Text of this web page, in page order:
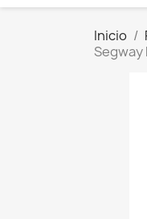
Inicio
Segway